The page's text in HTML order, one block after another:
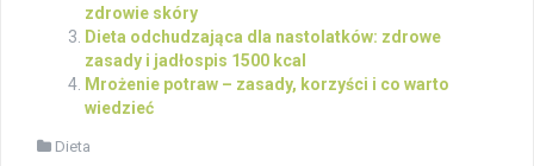
zdrowie skóry
Dieta odchudzająca dla nastolatków: zdrowe
zasady i jadłospis 1500 kcal
Mrożenie potraw – zasady, korzyści i co warto
wiedzieć
Dieta